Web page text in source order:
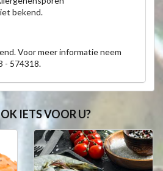
bekend.
Voor meer informatie neem
- 574318.
IETS VOOR U?